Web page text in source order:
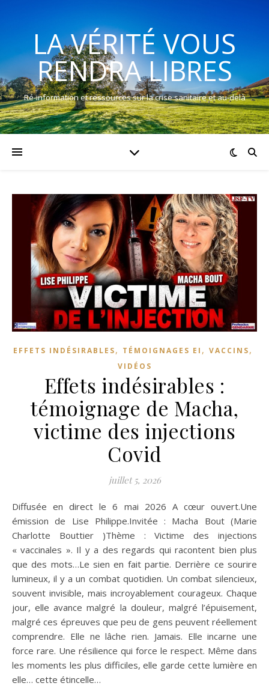
LA VÉRITÉ VOUS
RENDRA LIBRES
Ré-information et ressources sur la crise sanitaire et au-delà
EFFETS INDÉSIRABLES, TÉMOIGNAGES EI , VACCINS,
VIDÉOS
Effets indésirables :
témoignage de Macha,
victime des injections
Covid
juillet 5, 2026
Diffusée en direct le 6 mai 2026 A cœur ouvert.Une
émission de Lise Philippe.Invitée : Macha Bout (Marie
Charlotte Bouttier )Thème : Victime des injections
« vaccinales ». Il y a des regards qui racontent bien plus
que des mots…Le sien en fait partie. Derrière ce sourire
lumineux, il y a un combat quotidien. Un combat silencieux,
souvent invisible, mais incroyablement courageux. Chaque
jour, elle avance malgré la douleur, malgré l’épuisement,
malgré ces épreuves que peu de gens peuvent réellement
comprendre. Elle ne lâche rien. Jamais. Elle incarne une
force rare. Une résilience qui force le respect. Même dans
les moments les plus difficiles, elle garde cette lumière en
elle… cette étincelle…